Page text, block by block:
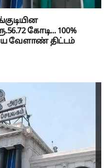
கோடி... 100%
வேளாண் திட்டம்